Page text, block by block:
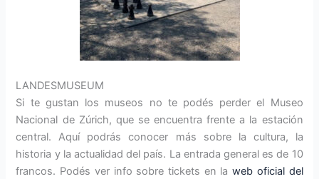
LANDESMUSEUM
Si te gustan los museos no te podés perder el Museo
Nacional de Zúrich, que se encuentra frente a la estación
central. Aquí podrás conocer más sobre la cultura, la
historia y la actualidad del país. La entrada general es de 10
francos. Podés ver info sobre tickets en laweb oficial del